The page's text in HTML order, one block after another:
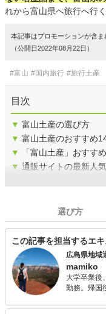
れから富山県へ旅行へ行
本記事はプロモーションが含
（公開日2022年08月22日）
#富山 #国内旅行 #旅行土産
目次
▼ 富山土産の選び方
▼ 富山土産のおすすめ
▼
「富山土産」おすす
▼ 通販サイトの最新人
選び方
この記事を担当するエ
広島県地域
mamiko
大学卒業後
勤務。帰国
ジア各国を